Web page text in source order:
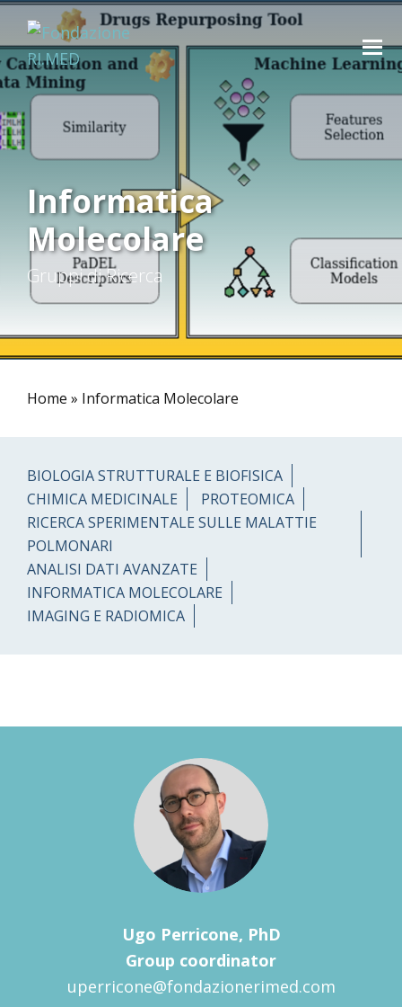
Informatica
Molecolare
Gruppi di Ricerca
Home » Informatica Molecolare
BIOLOGIA STRUTTURALE E BIOFISICA
CHIMICA MEDICINALE
PROTEOMICA
RICERCA SPERIMENTALE SULLE MALATTIE
POLMONARI
ANALISI DATI AVANZATE
INFORMATICA MOLECOLARE
IMAGING E RADIOMICA
Ugo Perricone, PhD
Group coordinator
uperricone@fondazionerimed.com